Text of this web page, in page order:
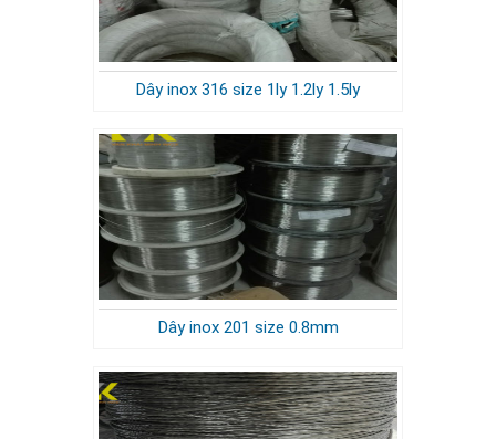
Dây inox 316 size 1ly 1.2ly 1.5ly
Dây inox 201 size 0.8mm